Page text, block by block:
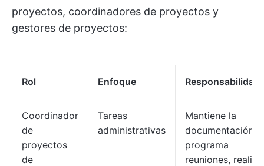
proyectos, coordinadores de proyectos y
gestores de proyectos:
Rol Enfoque
Coordinador
de
proyectos
de
Tareas
administrativas
Mantiene la
documentación,
programa
reuniones, realiza